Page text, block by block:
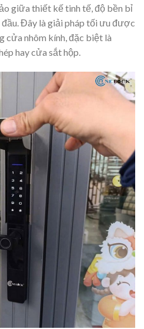
giữa thiết kế tinh tế, độ bền bỉ
Đây là giải pháp tối ưu được
cửa nhôm kính, đặc biệt là
hay cửa sắt hộp.